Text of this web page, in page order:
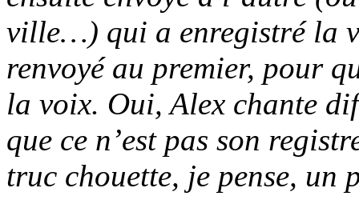
ville…) qui a enregistré la
renvoyé au premier, pour
la voix. Oui, Alex chante
que ce n’est pas son
truc chouette, je pense, un